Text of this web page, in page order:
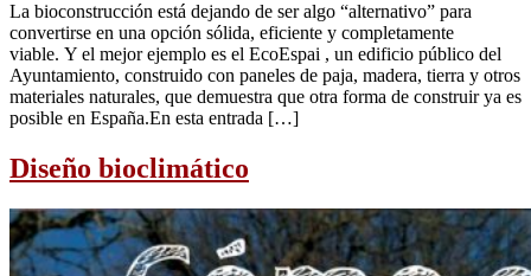
La bioconstrucción está dejando de ser algo “alternativo” para
convertirse en una opción sólida, eficiente y completamente
viable. Y el mejor ejemplo es el EcoEspai , un edificio público del
Ayuntamiento, construido con paneles de paja, madera, tierra y otros
materiales naturales, que demuestra que otra forma de construir ya es
posible en España.En esta entrada […]
Diseño bioclimático